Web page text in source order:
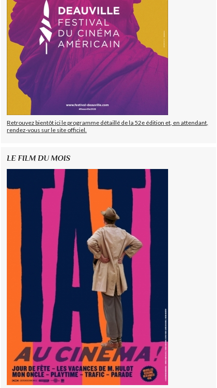
Retrouvez bientôt ici le programme détaillé de la 52e édition et, en attendant,
rendez-vous sur le site officiel.
LE FILM DU MOIS